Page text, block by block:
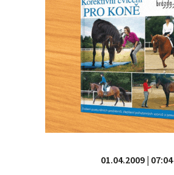
01.04.2009 | 07:04